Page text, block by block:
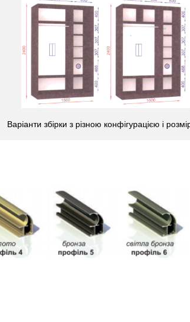
Варіанти збірки з різною конфігурацією і